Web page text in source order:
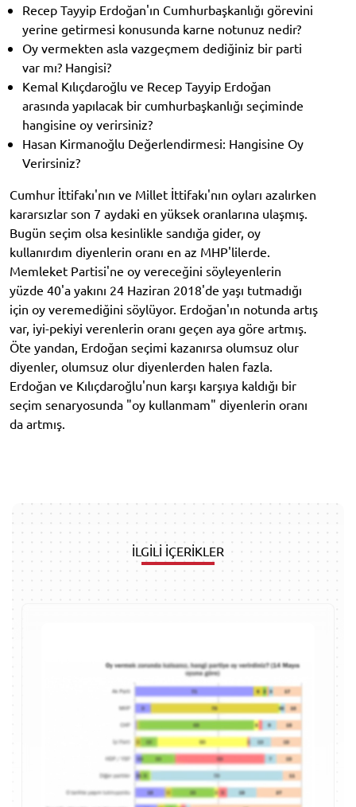
Recep Tayyip Erdoğan'ın Cumhurbaşkanlığı görevini
yerine getirmesi konusunda karne notunuz nedir?
Oy vermekten asla vazgeçmem dediğiniz bir parti
var mı? Hangisi?
Kemal Kılıçdaroğlu ve Recep Tayyip Erdoğan
arasında yapılacak bir cumhurbaşkanlığı seçiminde
hangisine oy verirsiniz?
Hasan Kirmanoğlu Değerlendirmesi: Hangisine Oy
Verirsiniz?
Cumhur İttifakı'nın ve Millet İttifakı'nın oyları azalırken
kararsızlar son 7 aydaki en yüksek oranlarına ulaşmış.
Bugün seçim olsa kesinlikle sandığa gider, oy
kullanırdım diyenlerin oranı en az MHP'lilerde.
Memleket Partisi'ne oy vereceğini söyleyenlerin
yüzde 40'a yakını 24 Haziran 2018'de yaşı tutmadığı
için oy veremediğini söylüyor. Erdoğan'ın notunda artış
var, iyi-pekiyi verenlerin oranı geçen aya göre artmış.
Öte yandan, Erdoğan seçimi kazanırsa olumsuz olur
diyenler, olumsuz olur diyenlerden halen fazla.
Erdoğan ve Kılıçdaroğlu'nun karşı karşıya kaldığı bir
seçim senaryosunda "oy kullanmam" diyenlerin oranı
da artmış.
İLGİLİ İÇERİKLER